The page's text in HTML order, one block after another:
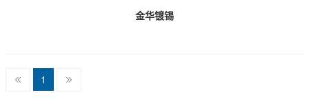
金华镀锡
1